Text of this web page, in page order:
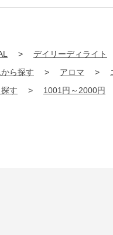
> デイリーディライト
ら探す > アロマ >
す > 1001円～2000円